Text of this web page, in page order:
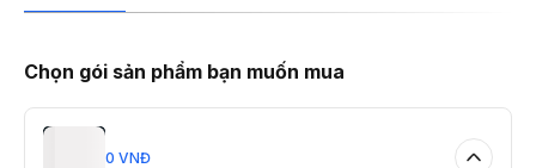
Chọn gói sản phẩm bạn muốn mua
0 VNĐ